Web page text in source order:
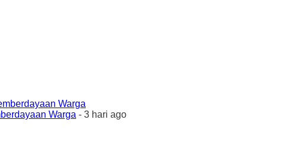
Warga - 3 hari ago